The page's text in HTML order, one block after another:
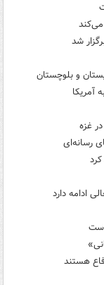
می‌کند
و بلوچستان
آمریکا
رسانه‌ای
ادامه دارد
هستند